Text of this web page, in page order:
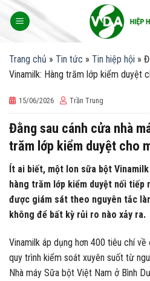
Trang chủ » Tin tức » Tin hiệp hội »
Vinamilk: Hàng trăm lớp kiểm duyệt
15/06/2026 Trần Trung
Đằng sau cánh cửa nhà
trăm lớp kiểm duyệt cho
Ít ai biết, một lon sữa bột
hàng trăm lớp kiểm duyệt nối tiếp
được giám sát theo nguyên tắc
không để bất kỳ rủi ro nào xảy ra.
Vinamilk áp dụng hơn 400 tiêu chí
quy trình kiểm soát xuyên suốt từ
Nhà máy Sữa bột Việt Nam ở Bình